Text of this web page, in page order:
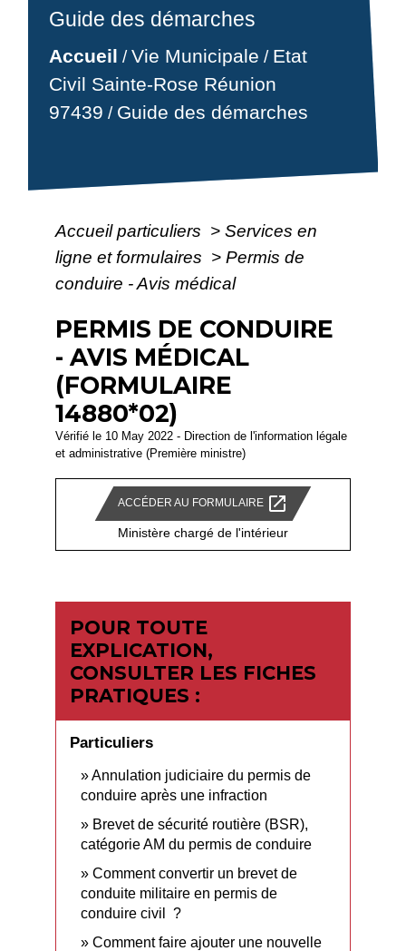
Guide des démarches
Accueil /Vie Municipale / Etat
Civil Sainte-Rose Réunion
97439 / Guide des démarches
Accueil particuliers > Services en
ligne et formulaires > Permis de
conduire - Avis médical
PERMIS DE CONDUIRE
- AVIS MÉDICAL
(FORMULAIRE
14880*02)
Vérifié le 10 May 2022 - Direction de l'information légale
et administrative (Première ministre)
ACCÉDER AU FORMULAIRE open_in_new
Ministère chargé de l'intérieur
POUR TOUTE
EXPLICATION,
CONSULTER LES FICHES
PRATIQUES :
Particuliers
Annulation judiciaire du permis de
conduire après une infraction
Brevet de sécurité routière (BSR),
catégorie AM du permis de conduire
Comment convertir un brevet de
conduite militaire en permis de
conduire civil ?
Comment faire ajouter une nouvelle